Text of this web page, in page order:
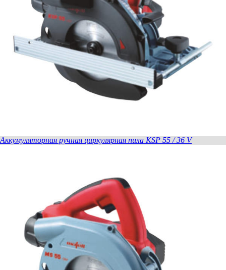
Аккумуляторная ручная циркулярная пила KSP 55 / 36 V